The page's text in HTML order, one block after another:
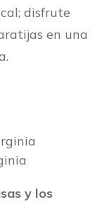
disfrute
en una
y los